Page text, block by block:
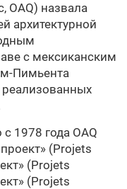
OAQ) назвала
архитектурной
с мексиканским
Пимьента
реализованных
1978 года OAQ
(Projets
(Projets
(Projets